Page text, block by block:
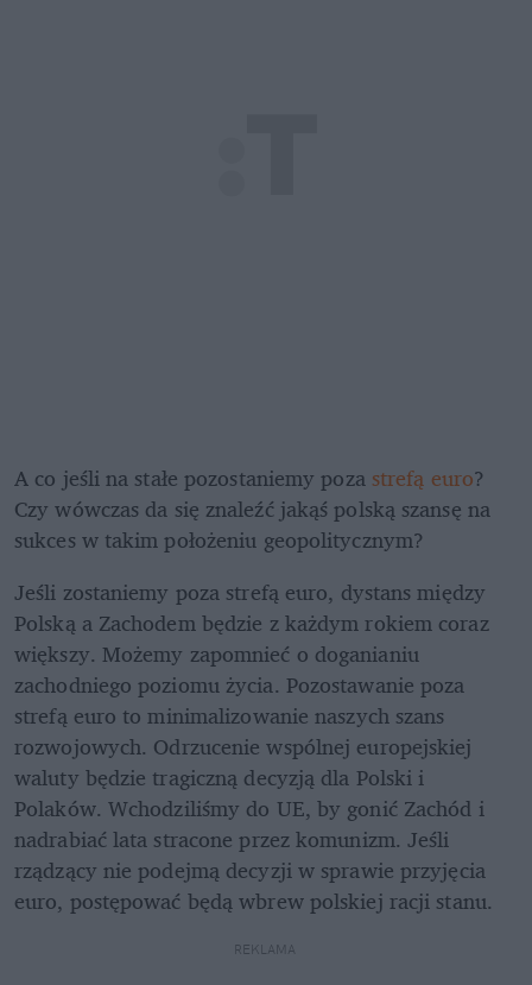
A co jeśli na stałe pozostaniemy poza strefą euro?
Czy wówczas da się znaleźć jakąś polską szansę na
sukces w takim położeniu geopolitycznym?
Jeśli zostaniemy poza strefą euro, dystans między
Polską a Zachodem będzie z każdym rokiem coraz
większy. Możemy zapomnieć o doganianiu
zachodniego poziomu życia. Pozostawanie poza
strefą euro to minimalizowanie naszych szans
rozwojowych. Odrzucenie wspólnej europejskiej
waluty będzie tragiczną decyzją dla Polski i
Polaków. Wchodziliśmy do UE, by gonić Zachód i
nadrabiać lata stracone przez komunizm. Jeśli
rządzący nie podejmą decyzji w sprawie przyjęcia
euro, postępować będą wbrew polskiej racji stanu.
REKLAMA